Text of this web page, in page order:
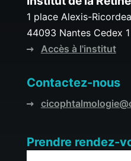
1 place Alexis-
44093 Nantes Cedex 1
Accès à l'institut
Contactez-nous
Prendre rendez-